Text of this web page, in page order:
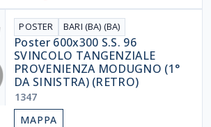
POSTER BARI (BA) (BA)
Poster 600x300 S.S. 96
SVINCOLO TANGENZIALE
PROVENIENZA MODUGNO (1°
DA SINISTRA) (RETRO)
1347
MAPPA